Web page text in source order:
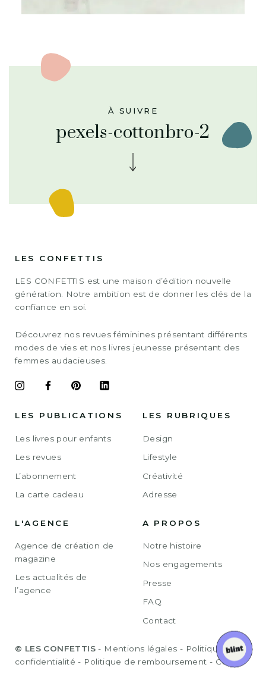
À SUIVRE
pexels-cottonbro-2
LES CONFETTIS
LES CONFETTIS est une maison d’édition nouvelle
génération. Notre ambition est de donner les clés de la
confiance en soi.
Découvrez nos revues féminines présentant différents
modes de vies et nos livres jeunesse présentant des
femmes audacieuses.
LES PUBLICATIONS
Les livres pour enfants
Les revues
L’abonnement
La carte cadeau
LES RUBRIQUES
Design
Lifestyle
Créativité
Adresse
L'AGENCE
Agence de création de
magazine
Les actualités de
l’agence
A PROPOS
Notre histoire
Nos engagements
Presse
FAQ
Contact
© LES CONFETTIS - Mentions légales - Politique de
confidentialité - Politique de remboursement - CGV